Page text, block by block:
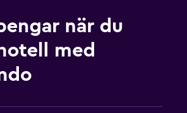
när du
med